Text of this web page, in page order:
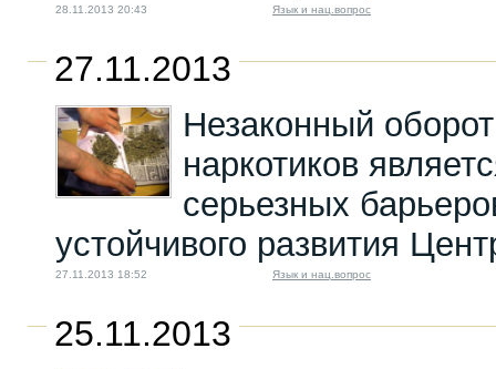
28.11.2013 20:43 Язык и нац.вопрос
27.11.2013
Незаконный оборот
наркотиков
серьезных
устойчивого развития
27.11.2013 18:52 Язык и нац.вопрос
25.11.2013